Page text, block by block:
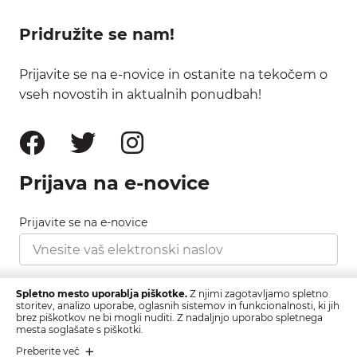
Pridružite se nam!
Prijavite se na e-novice in ostanite na tekočem o
vseh novostih in aktualnih ponudbah!
Prijava na e-novice
Prijavite se na e-novice
Strinjam se s pravilnikom zasebnosti, ki ga najdete
tukaj.
Spletno mesto uporablja piškotke. Z njimi zagotavljamo spletno
storitev, analizo uporabe, oglasnih sistemov in funkcionalnosti, ki jih
brez piškotkov ne bi mogli nuditi. Z nadaljnjo uporabo spletnega
mesta soglašate s piškotki.
Preberite več